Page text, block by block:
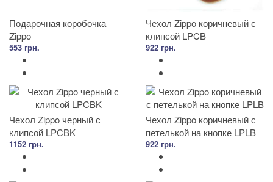
Подарочная коробочка
Zippo
553 грн.
Чехол Zippo коричневый с
клипсой LPCB
922 грн.
Чехол Zippo черный с
клипсой LPCBK
1152 грн.
Чехол Zippo коричневый с
петелькой на кнопке LPLB
922 грн.